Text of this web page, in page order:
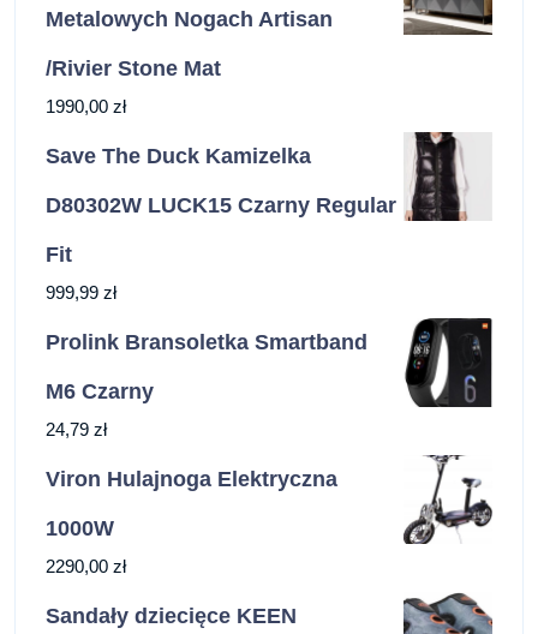
Metalowych Nogach Artisan
/Rivier Stone Mat
1990,00 zł
Save The Duck Kamizelka
D80302W LUCK15 Czarny Regular
Fit
999,99 zł
Prolink Bransoletka Smartband
M6 Czarny
24,79 zł
Viron Hulajnoga Elektryczna
1000W
2290,00 zł
Sandały dziecięce KEEN